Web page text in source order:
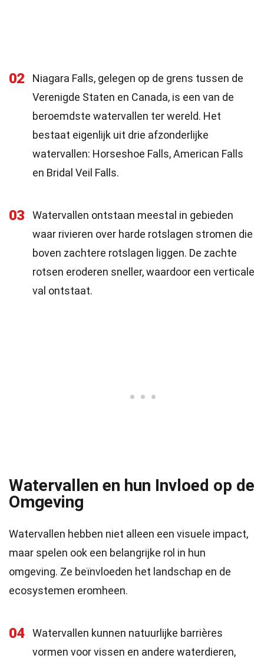
02
Niagara Falls, gelegen op de grens tussen de
Verenigde Staten en Canada, is een van de
beroemdste watervallen ter wereld. Het
bestaat eigenlijk uit drie afzonderlijke
watervallen: Horseshoe Falls, American Falls
en Bridal Veil Falls.
03
Watervallen ontstaan meestal in gebieden
waar rivieren over harde rotslagen stromen die
boven zachtere rotslagen liggen. De zachte
rotsen eroderen sneller, waardoor een verticale
val ontstaat.
Watervallen en hun Invloed op de
Omgeving
Watervallen hebben niet alleen een visuele impact,
maar spelen ook een belangrijke rol in hun
omgeving. Ze beïnvloeden het landschap en de
ecosystemen eromheen.
04
Watervallen kunnen natuurlijke barrières
vormen voor vissen en andere waterdieren,